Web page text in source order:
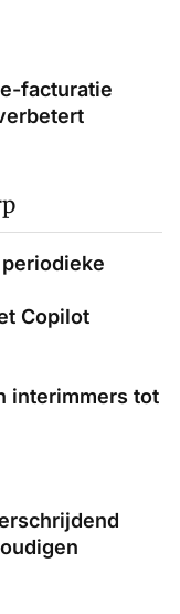
facturatie
Copilot
interimmers tot